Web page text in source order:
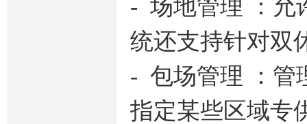
- 场地管理 ：允
统还支持针对双
- 包场管理 ：管
指定某些区域专